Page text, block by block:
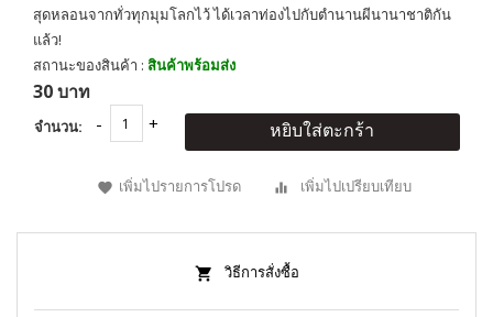
สุดหลอนจากทั่วทุกมุมโลกไว้ ได้เวลาท่องไปกับตำนานผีนานาชาติกัน
แล้ว!
สถานะของสินค้า : สินค้าพร้อมส่ง
30 บาท
จำนวน: หยิบใส่ตะกร้า
เพิ่มไปรายการโปรด เพิ่มไปเปรียบเทียบ
วิธีการสั่งซื้อ